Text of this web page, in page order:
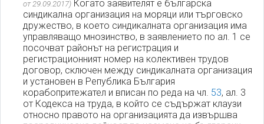
от 29.09.2017) Когато заявителят е българска
синдикална организация на моряци или търговско
дружество, в което синдикалната организация има
управляващо мнозинство, в заявлението по ал. 1 се
посочват районът на регистрация и
регистрационният номер на колективен трудов
договор, сключен между синдикалната организация
и установен в Република България
корабопритежател и вписан по реда на чл. 53, ал. 3
от Кодекса на труда, в който се съдържат клаузи
относно правото на организацията да извършва